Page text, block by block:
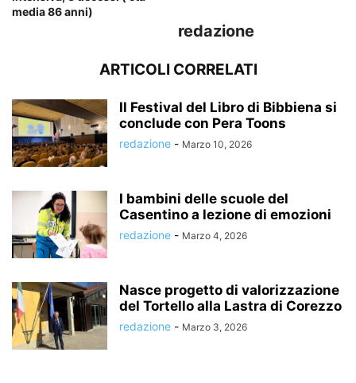
media 86 anni)
redazione
ARTICOLI CORRELATI
Il Festival del Libro di Bibbiena si
conclude con Pera Toons
redazione - Marzo 10, 2026
I bambini delle scuole del
Casentino a lezione di emozioni
redazione - Marzo 4, 2026
Nasce progetto di valorizzazione
del Tortello alla Lastra di Corezzo
redazione - Marzo 3, 2026